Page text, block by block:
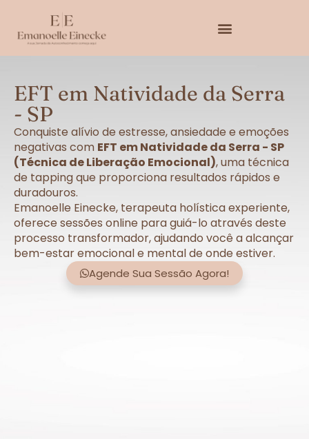
EFT em Natividade da Serra
- SP
Conquiste alívio de estresse, ansiedade e emoções
negativas com EFT em Natividade da Serra - SP
(Técnica de Liberação Emocional), uma técnica
de tapping que proporciona resultados rápidos e
duradouros.
Emanoelle Einecke, terapeuta holística experiente,
oferece sessões online para guiá-lo através deste
processo transformador, ajudando você a alcançar
bem-estar emocional e mental de onde estiver.
Agende Sua Sessão Agora!